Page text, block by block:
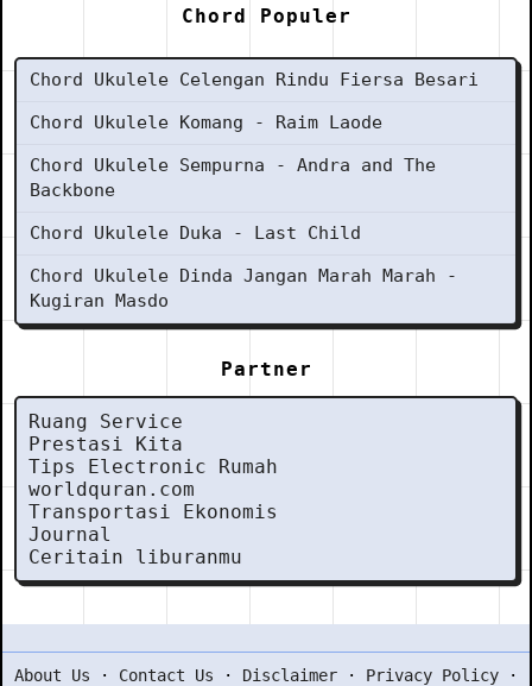
Chord Populer
Chord Ukulele Celengan Rindu Fiersa Besari
Chord Ukulele Komang - Raim Laode
Chord Ukulele Sempurna - Andra and The
Backbone
Chord Ukulele Duka - Last Child
Chord Ukulele Dinda Jangan Marah Marah -
Kugiran Masdo
Partner
Ruang Service
Prestasi Kita
Tips Electronic Rumah
worldquran.com
Transportasi Ekonomis
Journal
Ceritain liburanmu
About Us · Contact Us · Disclaimer · Privacy Policy ·